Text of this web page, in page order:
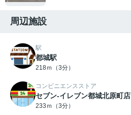
周辺施設
駅
都城駅
218ｍ（3分）
コンビニエンスストア
セブン-イレブン都城北原町店
233ｍ（3分）